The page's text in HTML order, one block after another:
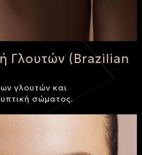
Γλουτών (Brazilian
γλουτών και
σώματος.